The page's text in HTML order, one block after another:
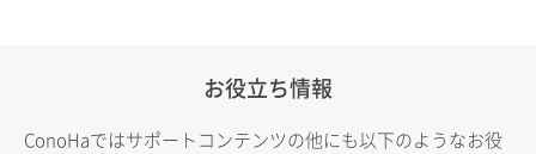
お役立ち情報
ConoHaではサポートコンテンツの他にも以下のようなお役